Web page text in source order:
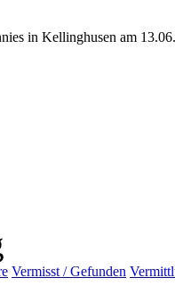
in Kellinghusen am
Vermisst / Gefunden